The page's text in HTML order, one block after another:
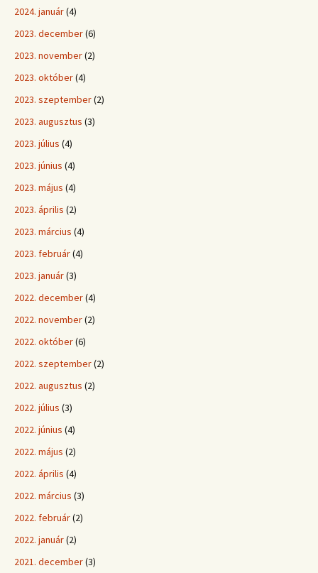
2024. január(4)
2023. december(6)
2023. november(2)
2023. október(4)
2023. szeptember(2)
2023. augusztus (3)
2023. július (4)
2023. június (4)
2023. május (4)
2023. április (2)
2023. március (4)
2023. február(4)
2023. január(3)
2022. december(4)
2022. november(2)
2022. október(6)
2022. szeptember(2)
2022. augusztus (2)
2022. július (3)
2022. június (4)
2022. május (2)
2022. április (4)
2022. március (3)
2022. február(2)
2022. január(2)
2021. december(3)